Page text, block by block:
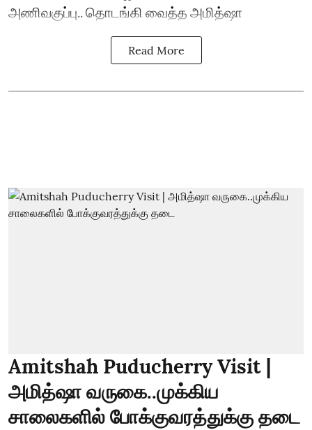
அணிவகுப்பு.. தொடங்கி வைத்த அமித்ஷா
Read More
Amitshah Puducherry Visit |
அமித்ஷா வருகை..முக்கிய
சாலைகளில் போக்குவரத்துக்கு தடை